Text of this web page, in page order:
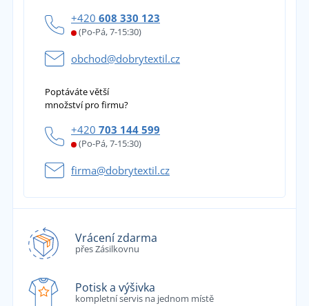
+420 608 330 123
(Po-Pá, 7-15:30)
obchod@dobrytextil.cz
Poptáváte větší
množství pro firmu?
+420 703 144 599
(Po-Pá, 7-15:30)
firma@dobrytextil.cz
Vrácení zdarma
přes Zásilkovnu
Potisk a výšivka
kompletní servis na jednom místě